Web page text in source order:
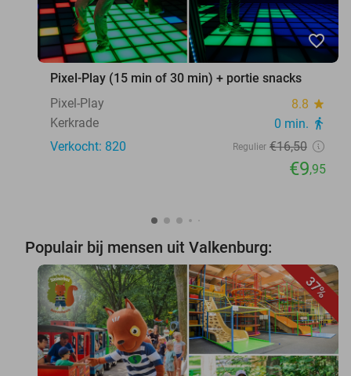
favorite_border
Pixel-Play (15 min of 30 min) + portie snacks
Pixel-Play
8.8 star
Kerkrade 0 min. directions_walk
Verkocht: 820 Regulier €16,50
€9,95
Populair bij mensen uit Valkenburg:
37%